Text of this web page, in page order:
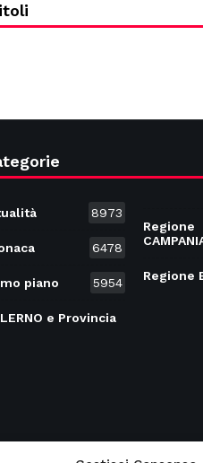
8973
6478
piano 5954
e Provincia
Regione
Regione